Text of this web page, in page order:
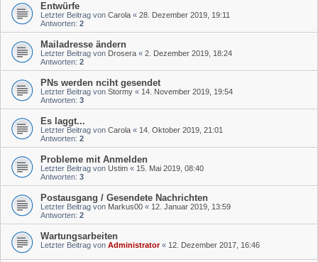
Entwürfe
Letzter Beitrag von Carola « 28. Dezember 2019, 19:11
Antworten: 2
Mailadresse ändern
Letzter Beitrag von Drosera « 2. Dezember 2019, 18:24
Antworten: 2
PNs werden nciht gesendet
Letzter Beitrag von Stormy « 14. November 2019, 19:54
Antworten: 3
Es laggt...
Letzter Beitrag von Carola « 14. Oktober 2019, 21:01
Antworten: 2
Probleme mit Anmelden
Letzter Beitrag von Ustim « 15. Mai 2019, 08:40
Antworten: 3
Postausgang / Gesendete Nachrichten
Letzter Beitrag von Markus00 « 12. Januar 2019, 13:59
Antworten: 2
Wartungsarbeiten
Letzter Beitrag von Administrator« 12. Dezember 2017, 16:46